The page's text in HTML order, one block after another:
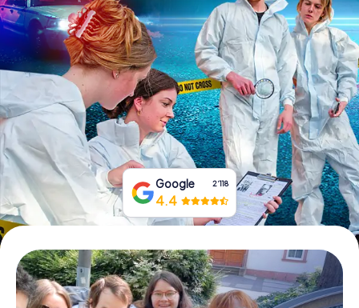
IT
NL
Tickets buchen
Gutscheine bestellen
Google 2‘118
4.4